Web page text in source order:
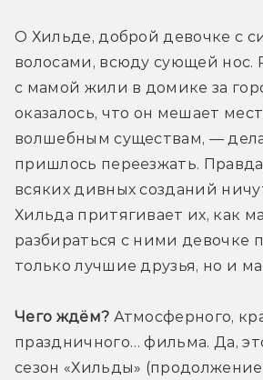
О Хильде, доброй девочке с
волосами, всюду сующей нос.
с мамой жили в домике за
оказалось, что он мешает
волшебным существам, —
пришлось переезжать.
всяких дивных созданий
Хильда притягивает их, как
разбираться с ними девочке
только лучшие друзья, но и
Чего ждём? Атмосферного,
праздничного… фильма. Да,
сезон «Хильды» (продолжение